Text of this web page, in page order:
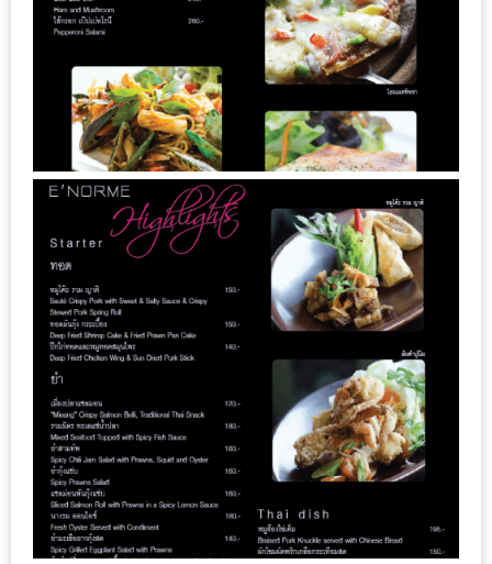
บ้าน
ครบ
จบ
ที่
เดียว
HOMEPRO
FAIR
เชียงใหม่
จัด
กับ
แผนที่
ร้าน
หมู